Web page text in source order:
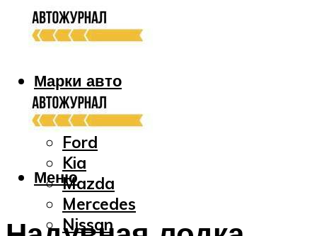
Марки авто
Audi
Bmw
Ford
Kia
Mazda
Mercedes
Nissan
Меню